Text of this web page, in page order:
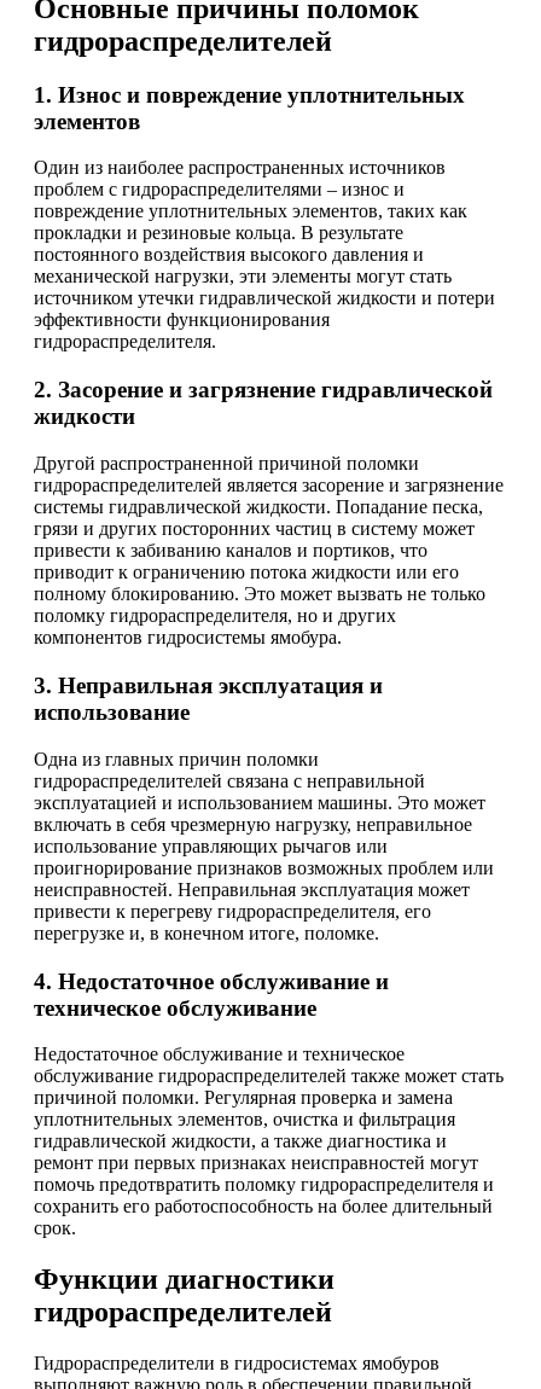
Основные причины поломок
гидрораспределителей
1. Износ и повреждение уплотнительных
элементов
Один из наиболее распространенных источников
проблем с гидрораспределителями – износ и
повреждение уплотнительных элементов, таких как
прокладки и резиновые кольца. В результате
постоянного воздействия высокого давления и
механической нагрузки, эти элементы могут стать
источником утечки гидравлической жидкости и потери
эффективности функционирования
гидрораспределителя.
2. Засорение и загрязнение гидравлической
жидкости
Другой распространенной причиной поломки
гидрораспределителей является засорение и загрязнение
системы гидравлической жидкости. Попадание песка,
грязи и других посторонних частиц в систему может
привести к забиванию каналов и портиков, что
приводит к ограничению потока жидкости или его
полному блокированию. Это может вызвать не только
поломку гидрораспределителя, но и других
компонентов гидросистемы ямобура.
3. Неправильная эксплуатация и
использование
Одна из главных причин поломки
гидрораспределителей связана с неправильной
эксплуатацией и использованием машины. Это может
включать в себя чрезмерную нагрузку, неправильное
использование управляющих рычагов или
проигнорирование признаков возможных проблем или
неисправностей. Неправильная эксплуатация может
привести к перегреву гидрораспределителя, его
перегрузке и, в конечном итоге, поломке.
4. Недостаточное обслуживание и
техническое обслуживание
Недостаточное обслуживание и техническое
обслуживание гидрораспределителей также может стать
причиной поломки. Регулярная проверка и замена
уплотнительных элементов, очистка и фильтрация
гидравлической жидкости, а также диагностика и
ремонт при первых признаках неисправностей могут
помочь предотвратить поломку гидрораспределителя и
сохранить его работоспособность на более длительный
срок.
Функции диагностики
гидрораспределителей
Гидрораспределители в гидросистемах ямобуров